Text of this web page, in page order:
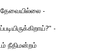
தேவையில்லை -
-
நீதிமன்றம்